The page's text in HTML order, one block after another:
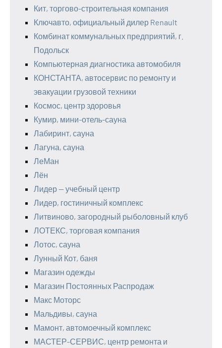
Кит, торгово-строительная компания
Ключавто, официальный дилер Renault
Комбинат коммунальных предприятий, г.
Подольск
Компьютерная диагностика автомобиля
КОНСТАНТА, автосервис по ремонту и
эвакуации грузовой техники
Космос, центр здоровья
Кумир, мини-отель-сауна
Лабиринт, сауна
Лагуна, сауна
ЛеМан
Лён
Лидер — учебный центр
Лидер, гостиничный комплекс
Литвиново, загородный рыболовный клуб
ЛОТЕКС, торговая компания
Лотос, сауна
Лунный Кот, баня
Магазин одежды
Магазин Постоянных Распродаж
Макс Моторс
Мальдивы, сауна
Мамонт, автомоечный комплекс
МАСТЕР-СЕРВИС, центр ремонта и